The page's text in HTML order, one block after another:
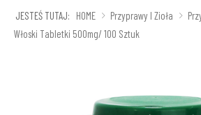
JESTEŚ TUTAJ: HOME Przyprawy I Zioła
Włoski Tabletki 500mg/ 100 Sztuk